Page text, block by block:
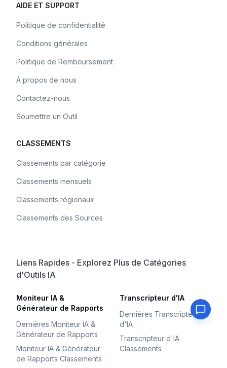
AIDE ET SUPPORT
Politique de confidentialité
Conditions générales
Politique de Remboursement
À propos de nous
Contactez-nous
Soumettre un Outil
CLASSEMENTS
Classements par catégorie
Classements mensuels
Classements régionaux
Classements des Sources
Liens Rapides - Explorez Plus de Catégories
d'Outils IA
Moniteur IA &
Générateur de Rapports
Dernières Moniteur IA &
Générateur de Rapports
Moniteur IA & Générateur
de Rapports Classements
Transcripteur d'IA
Dernières Transcripteur
d'IA
Transcripteur d'IA
Classements